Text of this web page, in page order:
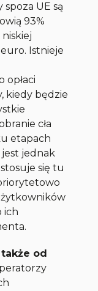
UE są
93%
Istnieje
opłaci
kiedy będzie
cła
etapach
jest jednak
się tu
ich
od